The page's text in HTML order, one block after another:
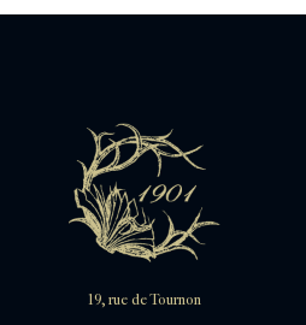
19, rue de Tournon